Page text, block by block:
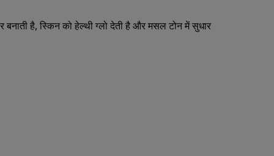
बनाती है, स्किन को हेल्थी ग्लो देती है और मसल टोन में सुधार